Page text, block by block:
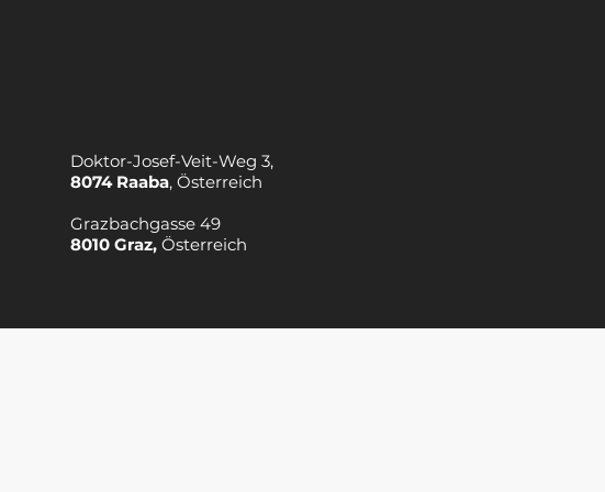
Doktor-Josef-Veit-Weg 3,
8074 Raaba, Österreich
Grazbachgasse 49
8010 Graz, Österreich